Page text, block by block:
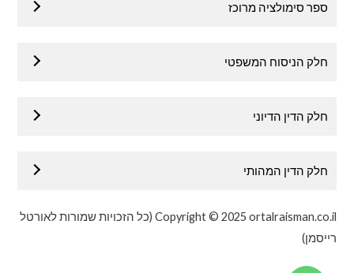
ספר סימולציה מרוכז
חלק הניסוח המשפטי
חלק הדין הדיוני
חלק הדין המהותי
Copyright © 2025 ortalraisman.co.il (כל הזכויות שמורות לאורטל
רייסמן)